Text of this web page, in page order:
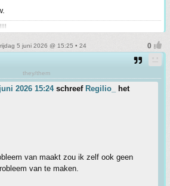
5 juni 2026 @ 15:25 • 24
they/them
2026 15:24schreef Regilio_
het
van maakt zou ik zelf ook geen
van te maken.